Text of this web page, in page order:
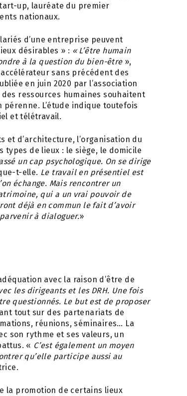
up, lauréate du premier
nationaux.
d’une entreprise peuvent
désirables » : « L’être humain
à la question du bien-être»,
sans précédent des
en juin 2020 par l’association
ressources humaines souhaitent
L’étude indique toutefois
et télétravail.
et d’architecture, l’organisation du
de lieux : le siège, le domicile
un cap psychologique. On se dirige
t-elle. Le travail en présentiel est
échange. Mais rencontrer un
qui a un vrai pouvoir de
déjà en commun le fait d’avoir
à dialoguer.»
avec la raison d’être de
les dirigeants et les DRH. Une fois
questionnés. Le but est de proposer
tout sur des partenariats de
réunions, séminaires… La
son rythme et ses valeurs, un
« C’est également un moyen
qu’elle participe aussi au
la promotion de certains lieux